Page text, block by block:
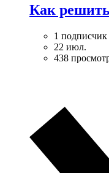
Как решить
1 подписчик
22 июл.
438